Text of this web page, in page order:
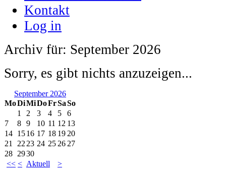
Kontakt
Log in
Archiv für: September 2026
Sorry, es gibt nichts anzuzeigen...
September 2026
MoDiMiDoFrSaSo
<< < Aktuell >
1 2 3 4 5
6
7
8 9 10 11 12 13
14 1516 17 18 19 20
21
22 23 24 25 26 27
28 2930